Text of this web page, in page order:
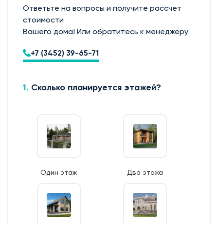
Ответьте на вопросы и получите рассчет
стоимости
Вашего дома! Или обратитесь к менеджеру
+7 (3452) 39-65-71
1. Сколько планируется этажей?
Один этаж Два этажа